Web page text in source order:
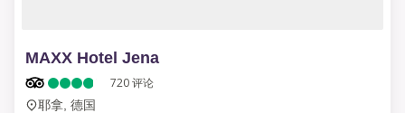
MAXX Hotel Jena
720评论
耶拿, 德国